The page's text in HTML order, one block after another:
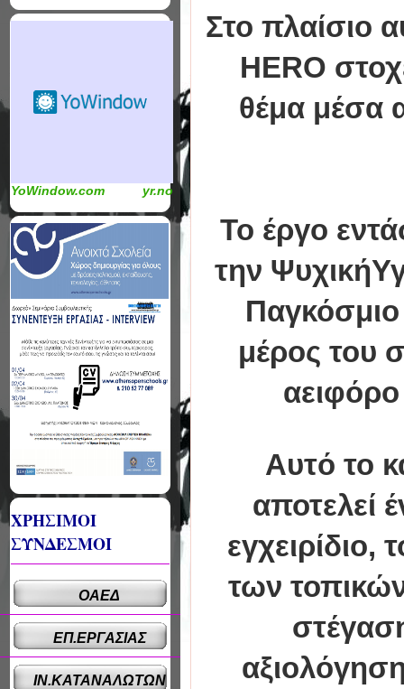
Στο πλαίσιο
HERO
θέμα μέσα
Το έργο
την
μέρος του
Αυτό το
αποτελεί
εγχειρίδιο,
των
YoWindow.com yr.no
ΧΡΗΣΙΜΟΙ
ΣΥΝΔΕΣΜΟΙ
ΟΑΕΔ
ΕΠ.ΕΡΓΑΣΙΑΣ
ΙΝ.ΚΑΤΑΝΑΛΩΤΩΝ